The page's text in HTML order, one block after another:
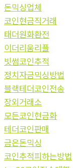
돈믹싱업체
코인현금직거래
태더원화환전
이더리움리플
빗썸코인추적
정치자금믹싱방법
블랙테더코인전송
장외거래소
모든코인현금화
테더코인판매
금은돈믹싱
코인추적피하는방법